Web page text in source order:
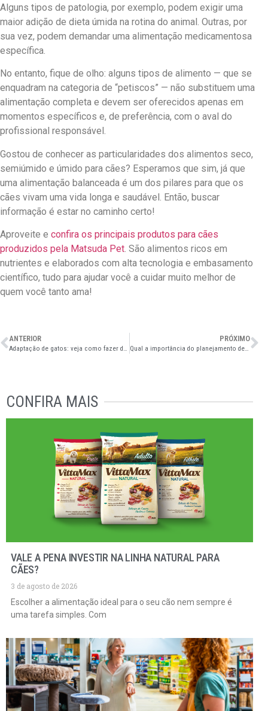
Alguns tipos de patologia, por exemplo, podem exigir uma
maior adição de dieta úmida na rotina do animal. Outras, por
sua vez, podem demandar uma alimentação medicamentosa
específica.
No entanto, fique de olho: alguns tipos de alimento — que se
enquadram na categoria de “petiscos” — não substituem uma
alimentação completa e devem ser oferecidos apenas em
momentos específicos e, de preferência, com o aval do
profissional responsável.
Gostou de conhecer as particularidades dos alimentos seco,
semiúmido e úmido para cães? Esperamos que sim, já que
uma alimentação balanceada é um dos pilares para que os
cães vivam uma vida longa e saudável. Então, buscar
informação é estar no caminho certo!
Aproveite e confira os principais produtos para cães
produzidos pela Matsuda Pet. São alimentos ricos em
nutrientes e elaborados com alta tecnologia e embasamento
científico, tudo para ajudar você a cuidar muito melhor de
quem você tanto ama!
ANTERIOR
Adaptação de gatos: veja como fazer da forma correta
PRÓXIMO
Qual a importância do planejamento de compra para o pet shop?
CONFIRA MAIS
VALE A PENA INVESTIR NA LINHA NATURAL PARA
CÃES?
3 de agosto de 2026
Escolher a alimentação ideal para o seu cão nem sempre é
uma tarefa simples. Com